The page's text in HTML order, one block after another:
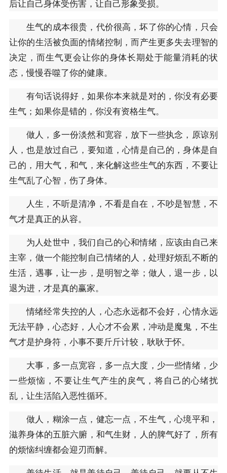
后让自己身体受伤害，让自己形象受损。
生气的成本很贵，代价很高，坏了你的心情，只会
让你的生活被负面的情绪控制，而产生更多失去理智的
决定，而生气更会让你的身体长期处于能量消耗的状
态，慢慢吞噬了你的健康。
有句话说得好，如果你本来就是对的，你没有必要
生气；如果你是错的，你没有资格生气。
做人，多一份淡然和宽容，放下一些执念，原谅别
人，也是放过自己，要知道，心情是自己的，身体是自
己的，用大气，和气，来化解这些生气的东西，不要让
生气乱了心智，伤了身体。
人生，不听是清净，不看是自在，不吵是智慧，不
气才是真正的从容。
为人处世中，我们自己的心和情绪，应该由自己来
主宰，做一个能控制自己情绪的人，处理好烦乱不断的
生活，遇事，让一步，是明智之举；做人，退一步，以
退为进，才是真的赢家。
情绪经常失控的人，心态永远都不会好，心情永远
无法平静，心态好，人心才不会累，冲动是魔鬼，不生
气才是护身符，小事不要斤斤计较，耿耿于怀。
大事，多一点宽容，多一点大度，少一些情绪，少
一些烦恼，不要让生气产生的戾气，将自己的心绪扰
乱，让生活陷入恶性循环。
做人，糊涂一点，健忘一点，不生气，心境平和，
滋养身体的五脏六腑，和气生财，人的脾气好了，所有
的烦恼纠缠都会迎刃而解。